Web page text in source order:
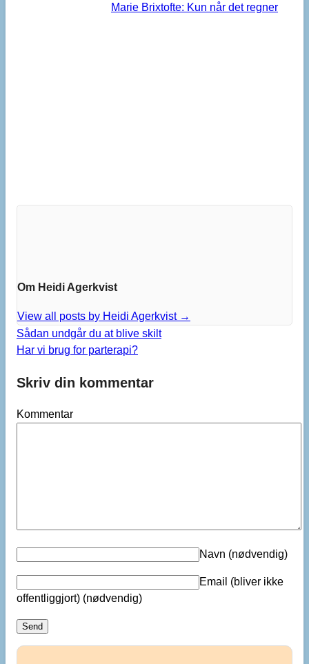
Marie Brixtofte: Kun når det regner
Om Heidi Agerkvist
View all posts by Heidi Agerkvist →
Sådan undgår du at blive skilt
Har vi brug for parterapi?
Skriv din kommentar
Kommentar
Navn (nødvendig)
Email (bliver ikke
offentliggjort) (nødvendig)